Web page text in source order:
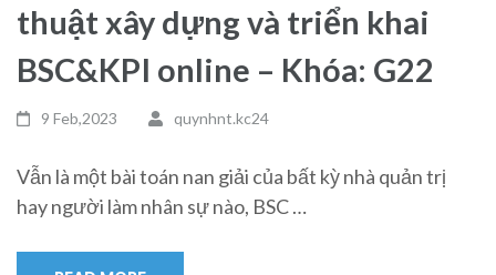
thuật xây dựng và triển khai
BSC&KPI online – Khóa: G22
9 Feb,2023 quynhnt.kc24
Vẫn là một bài toán nan giải của bất kỳ nhà quản trị
hay người làm nhân sự nào, BSC …